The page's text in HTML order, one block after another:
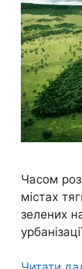
Часом
містах
зелених